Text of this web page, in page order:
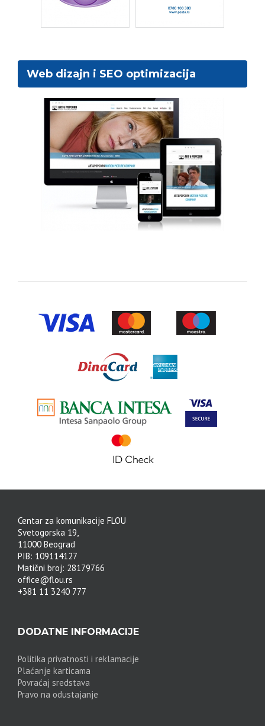
Web dizajn i SEO optimizacija
Centar za komunikacije FLOU
Svetogorska 19,
11000 Beograd
PIB: 109114127
Matični broj: 28179766
office@flou.rs
+381 11 3240 777
DODATNE INFORMACIJE
Politika privatnosti i reklamacije
Plaćanje karticama
Povraćaj sredstava
Pravo na odustajanje